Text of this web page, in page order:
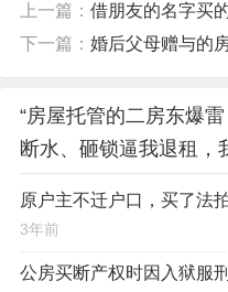
上一篇： 借朋友的名字买的房子，
下一篇： 婚后父母赠与的
“房屋托管的二房东爆
断水、砸锁逼我退租，
原户主不迁户口，买了法
3年前
公房买断产权时因入狱服